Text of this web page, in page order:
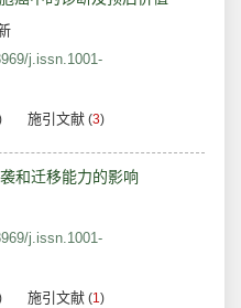
j.issn.1001-
施引文献 (3)
和迁移能力的影响
j.issn.1001-
施引文献 (1)